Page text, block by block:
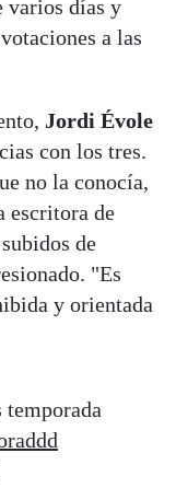
varios días y
a las
Jordi Évole
con los tres.
no la conocía,
escritora de
de
"Es
y orientada
temporada